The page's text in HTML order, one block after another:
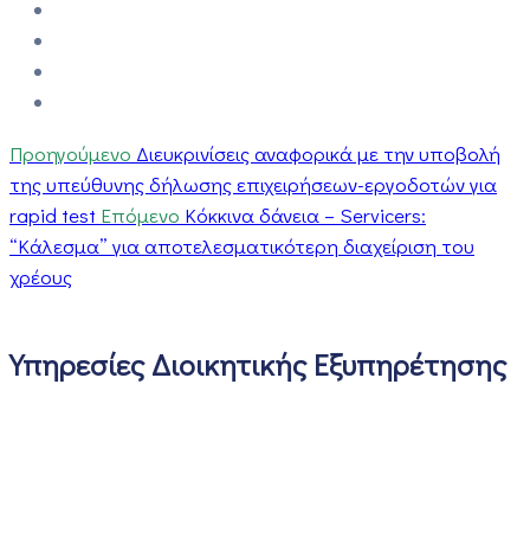
Προηγούμενο Διευκρινίσεις αναφορικά με την υποβολή
της υπεύθυνης δήλωσης επιχειρήσεων-εργοδοτών για
rapid test Επόμενο Κόκκινα δάνεια – Servicers:
“Κάλεσμα” για αποτελεσματικότερη διαχείριση του
χρέους
Υπηρεσίες Διοικητικής Εξυπηρέτησης